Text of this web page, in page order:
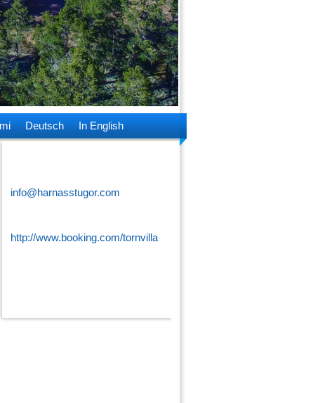
Deutsch In English
info@harnasstugor.com
http://www.booking.com/tornvilla